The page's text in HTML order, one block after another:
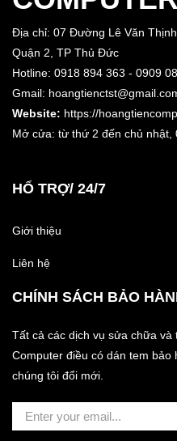
Địa chỉ: 07 Đường Lê Văn
Quận 2, TP Thủ Đức
Hotline: 0918 894 363 - 0909
Gmail:
Website: https://
Mở cửa: từ thứ 2 đến chủ nhật,
HỔ TRỢ/ 24/7
Giới thiệu
Liên hệ
CHÍNH SÁCH BẢO
Tất cả các dịch vụ sửa chữa và
Computer điều có dán tem bảo
chúng tôi đổi mới.